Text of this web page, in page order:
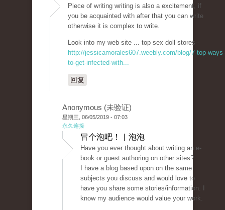
Piece of writing writing is also a excitement, if
you be acquainted with after that you can write
otherwise it is complex to write.
Look into my web site ... top sex doll stores -
http://jessicamorales607.weebly.com/blog/7-top-ways-
to-get-infected-with...
回复
Anonymous (未验证)
星期三, 06/05/2019 - 07:03
永久连接
冒个泡吧！ | 泡泡
Have you ever thought about writing an e-
book or guest authoring on other sites?
I have a blog based upon on the same
subjects you discuss and would love to
have you share some stories/information. I
know my audience would value your work.